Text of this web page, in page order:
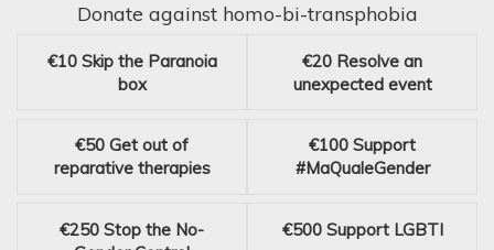
Donate against homo-bi-transphobia
€10 Skip the Paranoia
box
€20 Resolve an
unexpected event
€50 Get out of
reparative therapies
€100 Support
#MaQualeGender
€250 Stop the No-
€500 Support LGBTI